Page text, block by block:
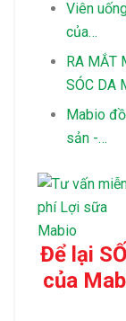
Viên
của…
RA MẮT
SÓC DA
Mabio
sản -…
Để lại
của